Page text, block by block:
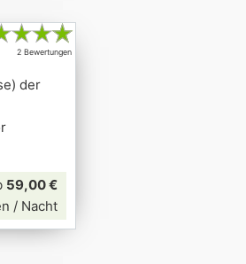
★★★
2 Bewertungen
der
59,00 €
/ Nacht